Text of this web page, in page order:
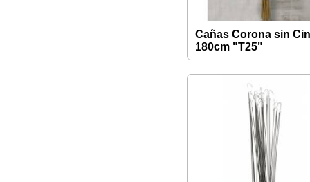
Cañas Corona sin
180cm "T25"